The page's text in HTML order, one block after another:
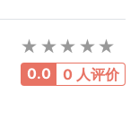
0.0 0 人评价